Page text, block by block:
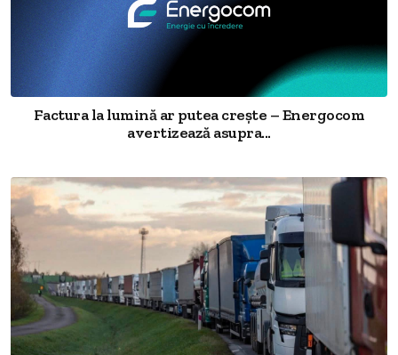
Factura la lumină ar putea crește – Energocom
avertizează asupra...